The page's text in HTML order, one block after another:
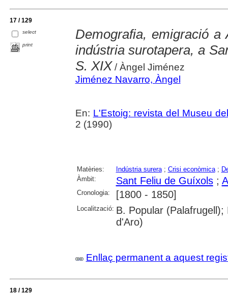
17 / 129
select
print
Demografia, emigració
indústria surotapera, a
S. XIX / Àngel Jiménez
Jiménez Navarro, Àngel
En: L'Estoig: revista del Museu
2 (1990)
Matèries: Indústria surera; Crisi econòmica;
Àmbit:
Sant Feliu de Guíxols;
Cronologia: [1800 - 1850]
Localització: B. Popular
d'Aro)
Enllaç permanent a aquest
18 / 129